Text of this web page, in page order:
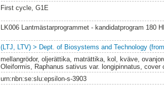
First cycle, G1E
LK006 Lantmästarprogrammet - kandidatprogram 180
(LTJ, LTV) > Dept. of Biosystems and Technology
mellangrödor, oljerättika, maträttika, kol, kväve,
Oleiformis, Raphanus sativus var. longipinnatus, cover
urn:nbn:se:slu:epsilon-s-3903